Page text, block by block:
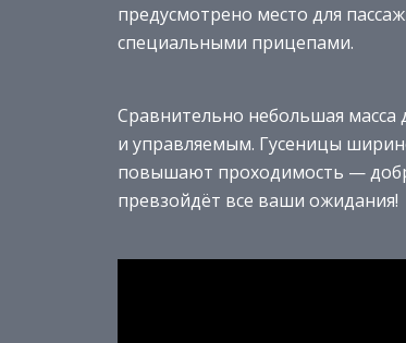
предусмотрено место для
специальными прицепами.
Сравнительно небольшая масса
и управляемым. Гусеницы
повышают проходимость —
превзойдёт все ваши ожидания!